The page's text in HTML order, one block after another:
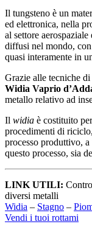
Il tungsteno è un
ed elettronica, nella
al settore
diffusi nel mondo,
quasi interamente in
Grazie alle tecniche
Widia Vaprio
metallo relativo ad
Il widia è costituito
procedimenti di
processo produttivo,
questo processo, sia
LINK UTILI:
diversi metalli
Widia – Stagno –
Vendi i tuoi rottami